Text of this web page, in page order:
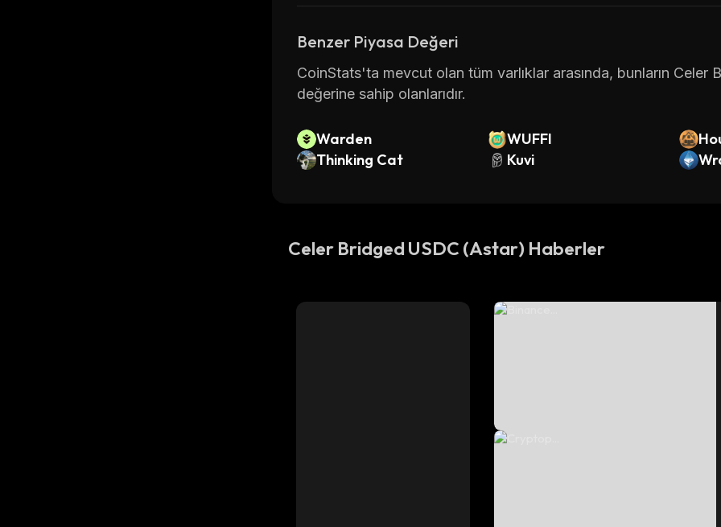
Benzer Piyasa Değeri
CoinStats'ta mevcut olan tüm varlıklar arasında, bunların
değerine sahip olanlarıdır.
Warden WUFFI
Thinking Cat
Kuvi
Celer Bridged USDC (Astar) Haberler